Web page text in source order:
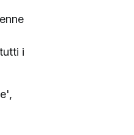
i